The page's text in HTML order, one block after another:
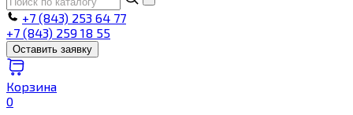
+7 (843) 253 64 77
+7 (843) 259 18 55
Оставить заявку
Корзина
0